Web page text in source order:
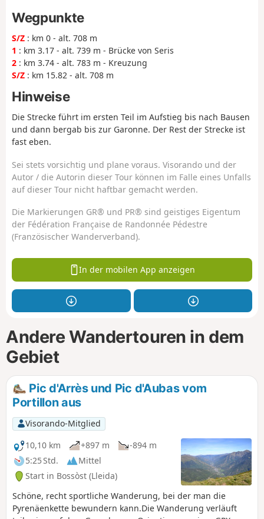
Wegpunkte
S/Z : km 0 - alt. 708 m
1 : km 3.17 - alt. 739 m - Brücke von Seris
2 : km 3.74 - alt. 783 m - Kreuzung
S/Z : km 15.82 - alt. 708 m
Hinweise
Die Strecke führt im ersten Teil im Aufstieg bis nach Bausen
und dann bergab bis zur Garonne. Der Rest der Strecke ist
fast eben.
Sei stets vorsichtig und plane voraus. Visorando und der
Autor / die Autorin dieser Tour können im Falle eines Unfalls
auf dieser Tour nicht haftbar gemacht werden.
Die Markierungen GR® und PR® sind geistiges Eigentum
der Fédération Française de Randonnée Pédestre
(Französischer Wanderverband).
In der mobilen App anzeigen
Andere Wandertouren in dem
Gebiet
Pic d'Arrès und Pic d'Aubas vom
Portillon aus
Visorando-Mitglied
10,10 km
+897 m
-894 m
5:25 Std.
Mittel
Start in Bossòst (Lleida)
Schöne, recht sportliche Wanderung, bei der man die
Pyrenäenkette bewundern kann.Die Wanderung verläuft